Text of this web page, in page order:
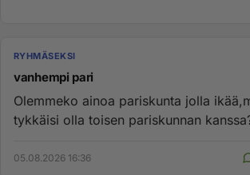
RYHMÄSEKSI
vanhempi pari
Olemmeko ainoa pariskunta jolla
tykkäisi olla toisen pariskunnan
05.08.2026 16:36